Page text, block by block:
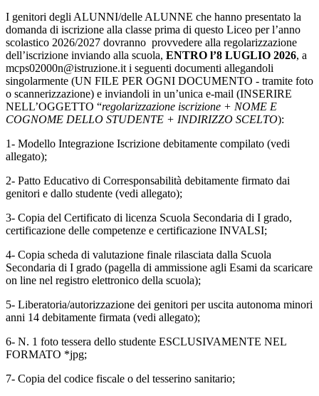
I genitori degli ALUNNI/delle ALUNNE che hanno presentato la
domanda di iscrizione alla classe prima di questo Liceo per l’anno
scolastico 2026/2027 dovranno provvedere alla regolarizzazione
dell’iscrizione inviando alla scuola, ENTRO l’8 LUGLIO 2026, a
mcps02000n@istruzione.it i seguenti documenti allegandoli
singolarmente (UN FILE PER OGNI DOCUMENTO - tramite foto
o scannerizzazione) e inviandoli in un’unica e-mail (INSERIRE
NELL’OGGETTO “regolarizzazione iscrizione + NOME E
COGNOME DELLO STUDENTE + INDIRIZZO SCELTO):
1- Modello Integrazione Iscrizione debitamente compilato (vedi
allegato);
2- Patto Educativo di Corresponsabilità debitamente firmato dai
genitori e dallo studente (vedi allegato);
3- Copia del Certificato di licenza Scuola Secondaria di I grado,
certificazione delle competenze e certificazione INVALSI;
4- Copia scheda di valutazione finale rilasciata dalla Scuola
Secondaria di I grado (pagella di ammissione agli Esami da scaricare
on line nel registro elettronico della scuola);
5- Liberatoria/autorizzazione dei genitori per uscita autonoma minori
anni 14 debitamente firmata (vedi allegato);
6- N. 1 foto tessera dello studente ESCLUSIVAMENTE NEL
FORMATO *jpg;
7- Copia del codice fiscale o del tesserino sanitario;